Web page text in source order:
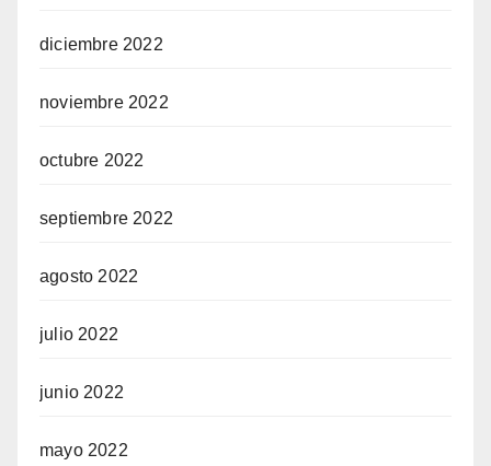
diciembre 2022
noviembre 2022
octubre 2022
septiembre 2022
agosto 2022
julio 2022
junio 2022
mayo 2022